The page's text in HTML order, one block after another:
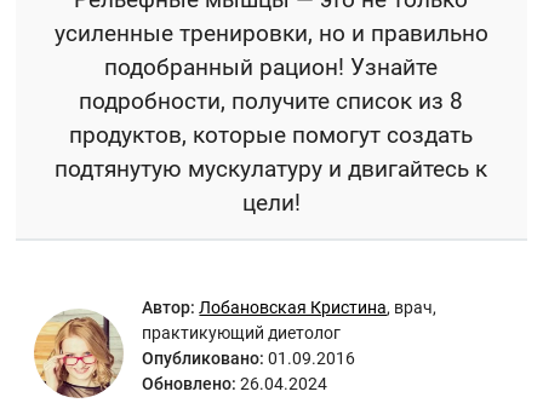
усиленные тренировки, но и правильно
подобранный рацион! Узнайте
подробности, получите список из 8
продуктов, которые помогут создать
подтянутую мускулатуру и двигайтесь к
цели!
Автор: Лобановская Кристина, врач,
практикующий диетолог
Опубликовано: 01.09.2016
Обновлено: 26.04.2024